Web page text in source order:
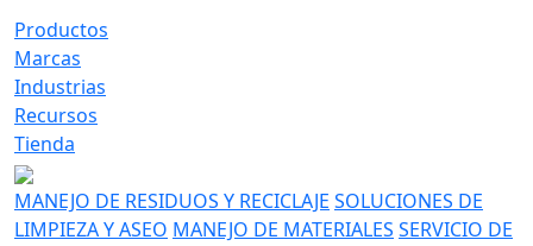
Productos
Marcas
Industrias
Recursos
Tienda
MANEJO DE RESIDUOS Y RECICLAJE SOLUCIONES DE
LIMPIEZA Y ASEO MANEJO DE MATERIALES SERVICIO DE